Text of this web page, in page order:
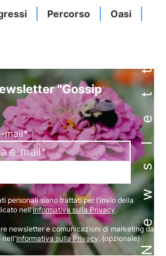
Percorso Oasi Newsletter
"Gossip
mail*
personali siano trattati per l'invio della
nell'Informativa sulla Privacy.
newsletter e comunicazioni di marketing da
nell'Informativa sulla Privacy. (opzionale)